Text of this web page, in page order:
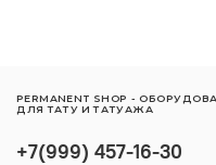
+7(999) 457-16-30
PERMANENT SHOP -
ДЛЯ ТАТУ И ТАТУАЖА